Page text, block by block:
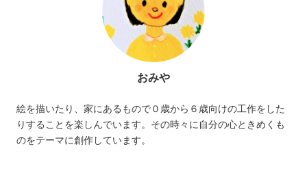
おみや
絵を描いたり、家にあるもので０歳から６歳向けの工作をした
りすることを楽しんでいます。その時々に自分の心ときめくも
のをテーマに創作しています。